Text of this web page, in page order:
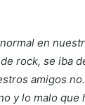
en
rock, se iba
amigos
y lo malo que